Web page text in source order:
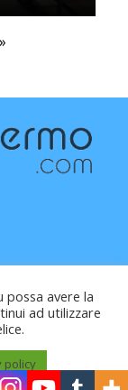
(PU) -
aut.
2010
possa avere la
ad utilizzare
policy